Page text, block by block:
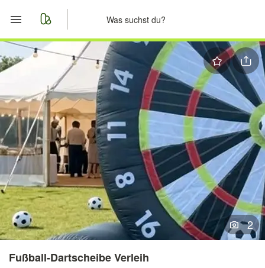
Start
Merkliste
Nachrichten
Anzeige aufgeben
2
Fußball-Dartscheibe Verleih